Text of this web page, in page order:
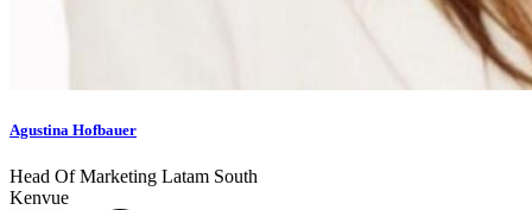
Agustina Hofbauer
Head Of Marketing Latam South
Kenvue